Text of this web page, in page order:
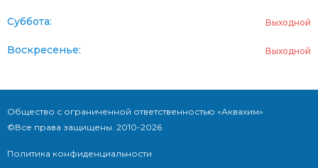
Суббота: Выходной
Воскресенье: Выходной
Общество с ограниченной ответственностью «Аквахим»
©Все права защищены. 2010-2026
Политика конфиденциальности